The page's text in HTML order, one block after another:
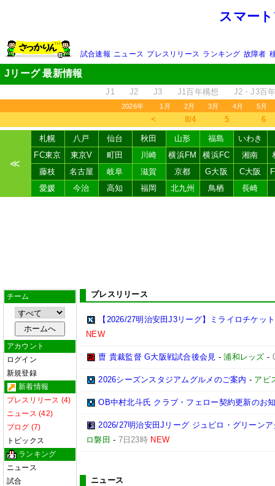
スマー
試合速報 ニュース プレスリリース ランキング 故障者
Jリーグ 最新情報
J1 J2 J3 J1百年構想 J2・J3百
2026年 1月 2月 3月 4月 5月
＜ 8/4 5 6
≪
札幌 八戸 仙台 秋田 山形 福島
いわき
FC東京
東京V 町田 川崎 横浜FM 横浜FC 湘南
藤枝
名古屋 岐阜 滋賀 京都 G大阪 C大阪
愛媛
今治 高知 福岡 北九州 鳥栖 長崎
チーム
アカウント
ログイン
新規登録
新着情報
プレスリリース (4)
ニュース (42)
ブログ (7)
トピックス
ランキング
ニュース
試合
プレスリリース
【2026/27明治安田J3リーグ】ミライロチケッ
NEW
曺 貴裁監督 G大阪戦試合後会見 -浦和レッズ -
2026シーズンスタジアムグルメのご案内 - アビ
OB中村北斗氏 クラブ・フェロー契約更新のお
2026/27明治安田Jリーグ ジュビロ・グリーン
ロ磐田 - 7日23時 NEW
ニュース